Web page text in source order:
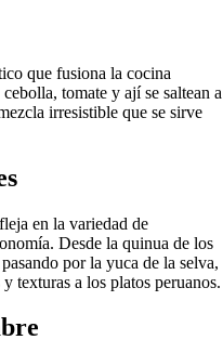
que fusiona la cocina
tomate y ají se saltean a
irresistible que se sirve
en la variedad de
Desde la quinua de los
por la yuca de la selva,
texturas a los platos peruanos.